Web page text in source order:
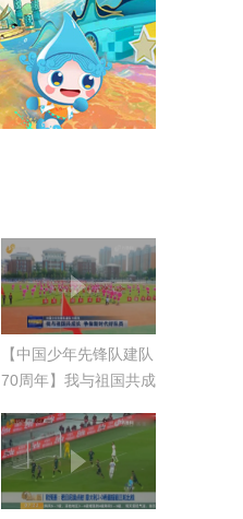
【中国少年先锋队建队
70周年】我与祖国共成